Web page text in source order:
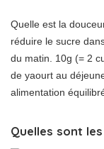
Quelle est la
réduire le sucre
du matin. 10g (= 2
de yaourt au
alimentation
Quelles sont